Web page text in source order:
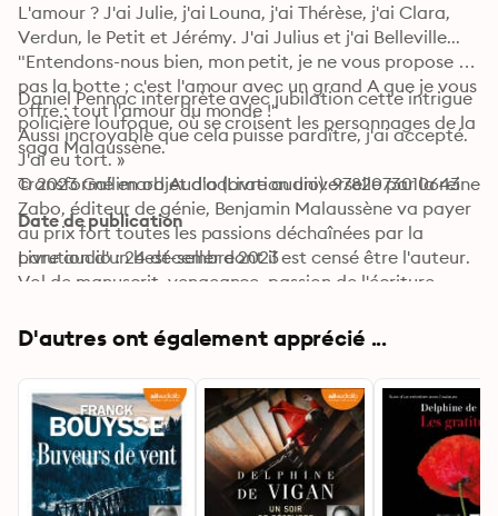
L'amour ? J'ai Julie, j'ai Louna, j'ai Thérèse, j'ai Clara,
Verdun, le Petit et Jérémy. J'ai Julius et j'ai Belleville...
"Entendons-nous bien, mon petit, je ne vous propose
pas la botte ; c'est l'amour avec un grand A que je vous
offre : tout l'amour du monde !"
Aussi incroyable que cela puisse paraître, j'ai accepté.
J'ai eu tort. »
Transformé en objet d'adoration universelle par la reine
Zabo, éditeur de génie, Benjamin Malaussène va payer
au prix fort toutes les passions déchaînées par la
parution d'un best-seller dont il est censé être l'auteur.
Vol de manuscrit, vengeance, passion de l'écriture,
publicitaires, La petite marchande de prose est un feu
Daniel Pennac interprète avec jubilation cette intrigue
policière loufoque, où se croisent les personnages de la
saga Malaussène.
© 2023 Gallimard Audio (Livre audio): 9782073010643
Date de publication
Livre audio : 24 décembre 2023
D'autres ont également apprécié ...